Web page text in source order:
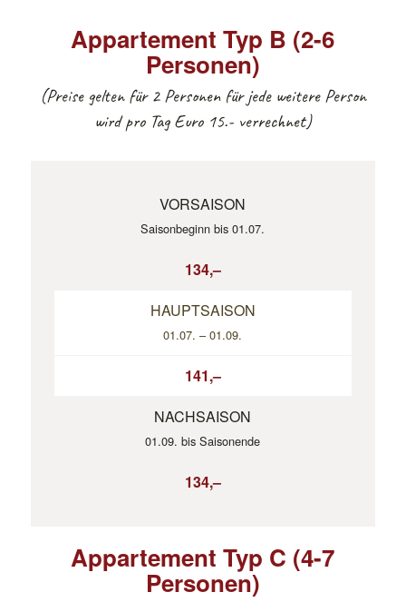
Appartement Typ B (2-6
Personen)
(Preise gelten für 2 Personen für jede weitere Person
wird pro Tag Euro 15.- verrechnet)
VORSAISON
Saisonbeginn bis 01.07.
134,–
HAUPTSAISON
01.07. – 01.09.
141,–
NACHSAISON
01.09. bis Saisonende
134,–
Appartement Typ C (4-7
Personen)